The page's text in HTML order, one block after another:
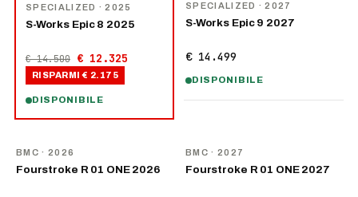
SPECIALIZED · 2025
S-Works Epic 8 2025
€ 14.500 € 12.325
RISPARMI € 2.175
DISPONIBILE
SPECIALIZED · 2027
S-Works Epic 9 2027
€ 14.499
DISPONIBILE
BMC · 2026
Fourstroke R 01 ONE 2026
BMC · 2027
Fourstroke R 01 ONE 2027